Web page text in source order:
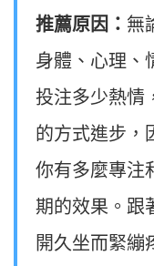
推薦原因： 無
身體、心理、
投注多少熱情
的方式進步，
你有多麼專注
期的效果。跟
開久坐而緊繃